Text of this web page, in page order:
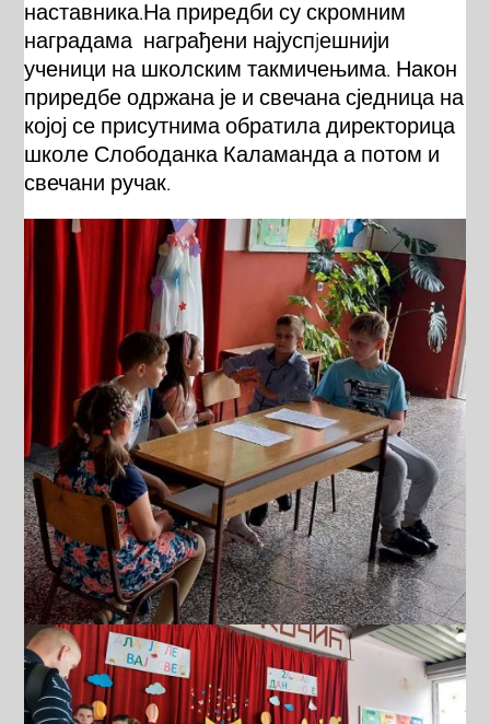
наставника.На приредби су скромним
наградама награђени најуспjешнији
ученици на школским такмичењима. Након
приредбе одржана је и свечана сједница на
којој се присутнима обратила директорица
школе Слободанка Каламанда а потом и
свечани ручак.